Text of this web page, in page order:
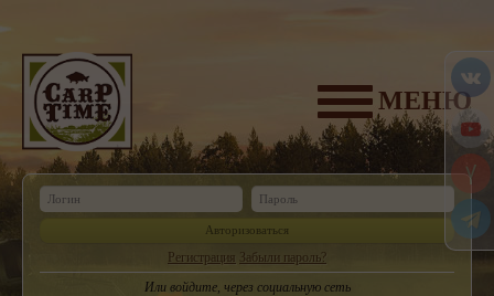
МЕНЮ
Авторизоваться
Регистрация Забыли пароль?
Или войдите, через социальную сеть